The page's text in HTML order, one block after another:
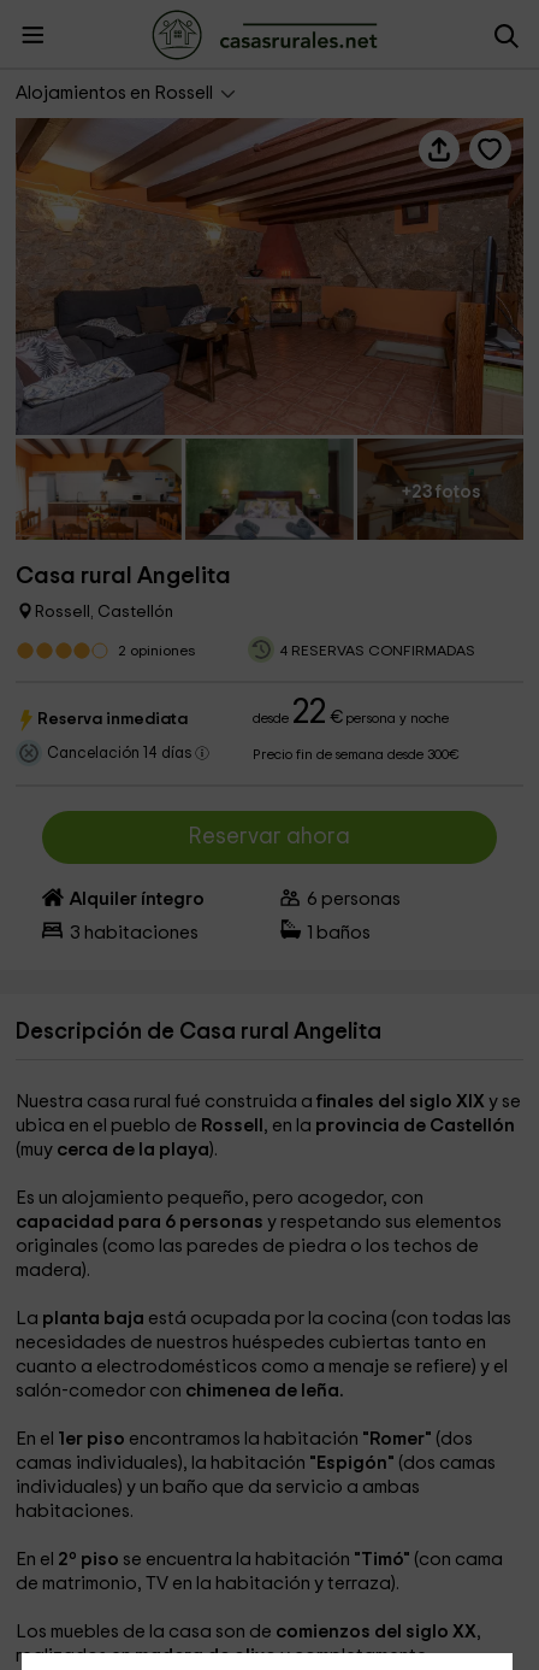
Alojamientos en Rossell
Casa rural Angelita
+23 fotos
Casa rural Angelita
Rossell, Castellón
2 opiniones 4 RESERVAS CONFIRMADAS
Reserva inmediata desde 22 €persona y noche
Cancelación 14 días Precio fin de semana desde 300€
Reservar ahora
Alquiler íntegro 6 personas
3 habitaciones baños
Descripción de Casa rural Angelita
Nuestra casa rural fué construida afinales del siglo XIX y se
ubica en el pueblo de Rossell , en la provincia de Castellón
(muy cerca de la playa).
Es un alojamiento pequeño, pero acogedor, con
capacidad para 6 personas y respetando sus elementos
originales (como las paredes de piedra o los techos de
madera).
La planta baja está ocupada por la cocina (con todas las
necesidades de nuestros huéspedes cubiertas tanto en
cuanto a electrodomésticos como a menaje se refiere) y el
salón-comedor con chimenea de leña.
En el 1er piso encontramos la habitación "Romer" (dos
camas individuales), la habitación "Espigón" (dos camas
individuales) y un baño que da servicio a ambas
habitaciones.
En el 2º piso se encuentra la habitación "Timó" (con cama
de matrimonio, TV en la habitación y terraza).
Los muebles de la casa son de comienzos del siglo XX,
realizados enmadera de olivoy completamente